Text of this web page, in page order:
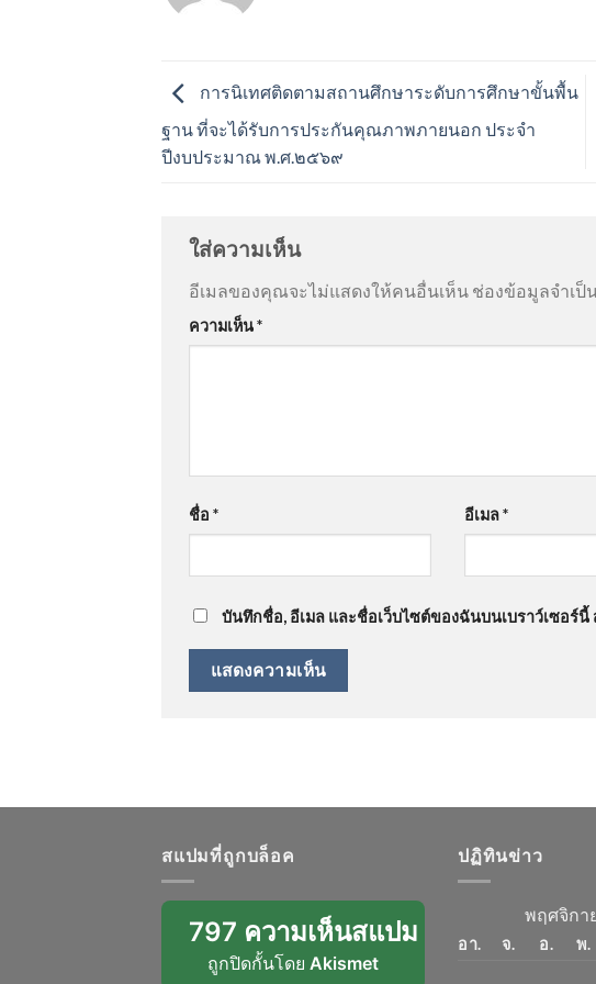
การนิเทศติดตามสถานศึกษาระดับการศึกษาขั้นพื้น
ฐาน ที่จะได้รับการประกันคุณภาพภายนอก ประจำ
ปีงบประมาณ พ.ศ.๒๕๖๙
ใส่ความเห็น
อีเมลของคุณจะไม่แสดงให้คนอื่นเห็น ช่องข้อมูลจำเป็
ความเห็น*
ชื่อ * อีเมล*
บันทึกชื่อ, อีเมล และชื่อเว็บไซต์ของฉันบนเบราว์เซอร์
สแปมที่ถูกบล็อค
797 ความเห็นสแปม
ถูกปิดกั้นโดย Akismet
ปฏิทินข่าว
พฤศจิกา
อา. จ. อ. พ.